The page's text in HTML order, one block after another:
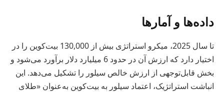
داده‌ها و آمارها
تا سال 2025، میکرو استراتژی بیش از 130,000 بیت‌کوین را در
اختیار دارد که ارزش آن در حدود 6 میلیارد دلار برآورد می‌شود و
بخش قابل‌توجهی از ارزش خالص سیلور را تشکیل می‌دهد. این
انباشت استراتژیک، اعتماد سیلور به بیت‌کوین به‌عنوان «طلای